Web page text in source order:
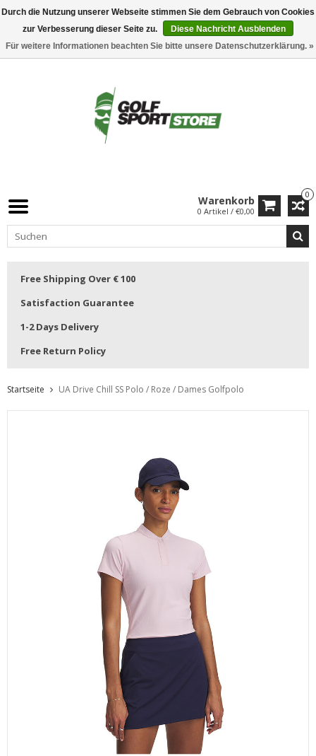
0
Warenkorb
0 Artikel / €0,00
Free Shipping Over € 100
Satisfaction Guarantee
1-2 Days Delivery
Free Return Policy
Startseite UA Drive Chill SS Polo / Roze / Dames Golfpolo
Durch die Nutzung unserer Webseite stimmen Sie dem Gebrauch von Cookies
zur Verbesserung dieser Seite zu.
Diese Nachricht Ausblenden
Für weitere Informationen beachten Sie bitte unsere Datenschutzerklärung. »